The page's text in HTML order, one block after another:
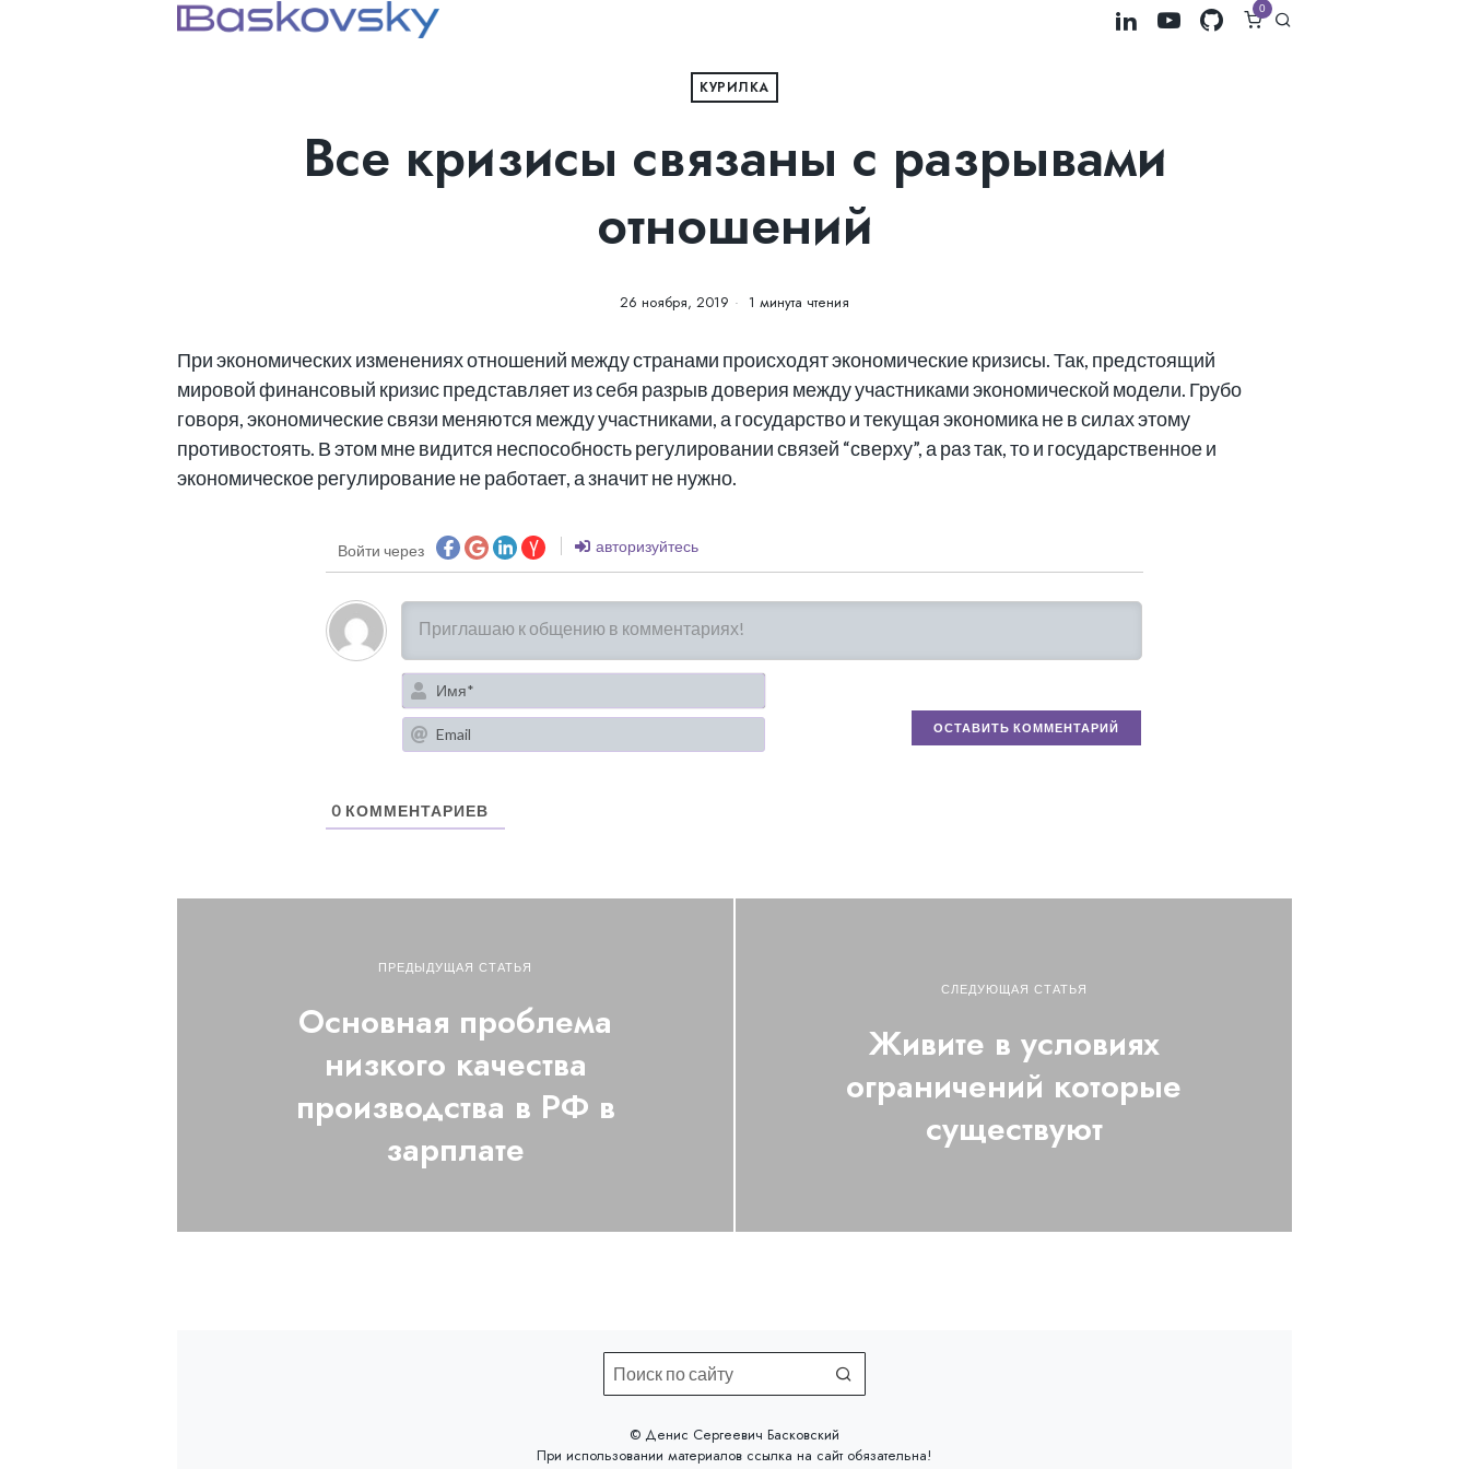
0
КУРИЛКА
Все кризисы связаны с разрывами
отношений
26 ноября, 2019 1 минута чтения
При экономических изменениях отношений между странами происходят экономические кризисы. Так, предстоящий
мировой финансовый кризис представляет из себя разрыв доверия между участниками экономической модели. Грубо
говоря, экономические связи меняются между участниками, а государство и текущая экономика не в силах этому
противостоять. В этом мне видится неспособность регулировании связей “сверху”, а раз так, то и государственное и
экономическое регулирование не работает, а значит не нужно.
Войти через авторизуйтесь
Имя*
Email
0 КОММЕНТАРИЕВ
ПРЕДЫДУЩАЯ СТАТЬЯ
Основная проблема
низкого качества
производства в РФ в
зарплате
СЛЕДУЮЩАЯ СТАТЬЯ
Живите в условиях
ограничений которые
существуют
©️ Денис Сергеевич Басковский
При использовании материалов ссылка на сайтобязательна!